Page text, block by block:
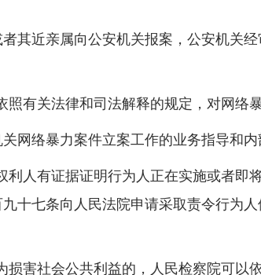
近亲属向公安机关报案，公安机关经
关法律和司法解释的规定，对网络暴
络暴力案件立案工作的业务指导和内
有证据证明行为人正在实施或者即
十七条向人民法院申请采取责令行为
社会公共利益的，人民检察院可以依